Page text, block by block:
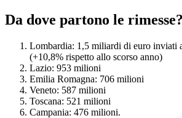
Da dove partono le rimesse?
Lombardia: 1,5 miliardi di euro inviati
(+10,8% rispetto allo scorso anno)
Lazio: 953 milioni
Emilia Romagna: 706 milioni
Veneto: 587 milioni
Toscana: 521 milioni
Campania: 476 milioni.